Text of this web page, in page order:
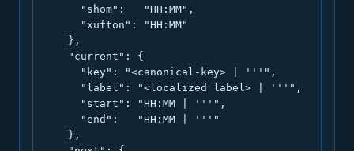
      "shom":   "HH:MM",
      "xufton": "HH:MM"
    },
    "current": {
      "key": "<canonical-key> | '''",
      "label": "<localized label> | '''",
      "start": "HH:MM | '''",
      "end":   "HH:MM | '''"
    },